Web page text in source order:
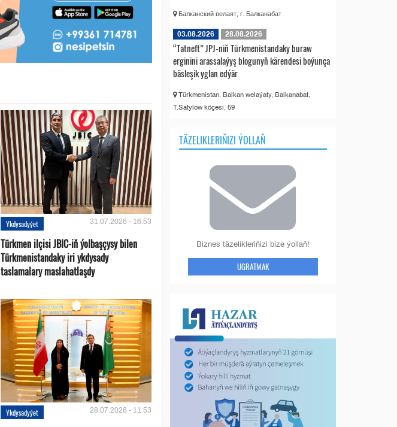
Ykdysadyýet 31.07.2026 - 16:53
Türkmen ilçisi JBIC-iň ýolbaşçysy bilen
Türkmenistandaky iri ykdysady
taslamalary maslahatlaşdy
Ykdysadyýet 28.07.2026 - 11:53
Балканский велаят, г. Балканабат
03.08.2026 28.08.2026
“Tatneft” JPJ-niň Türkmenistandaky buraw
erginini arassalaýyş blogunyň kärendesi boýunça
bäsleşik yglan edýär
Türkmenistan, Balkan welaýaty, Balkanabat,
T.Satylow köçesi, 59
TÄZELIKLERIŇIZI ÝOLLAŇ
Biznes täzelikleriňizi bize ýollaň!
UGRATMAK